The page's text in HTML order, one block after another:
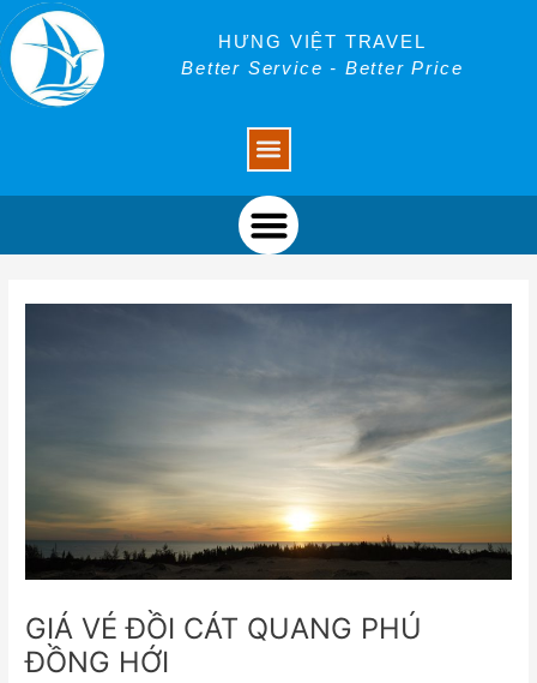
Skip
to
content
HƯNG VIỆT TRAVEL
Better Service - Better Price
Menu
GIÁ VÉ ĐỒI CÁT QUANG PHÚ
ĐỒNG HỚI
Post
navigation